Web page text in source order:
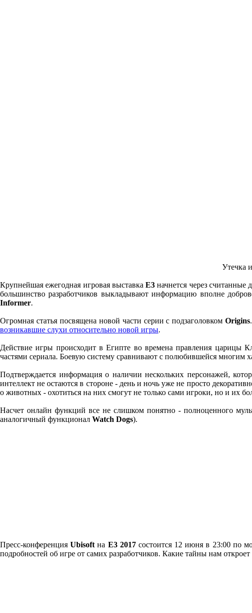
Утечка
Крупнейшая ежегодная игровая выставкаE3 начнется через
большинство разработчиков выкладывают информацию вполне
Informer.
Огромная статья посвящена новой части серии с подзаголовкомOrigins
возникавшие слухи относительно новой игры.
Действие игры происходит в Египте во времена правления царицы
частями сериала. Боевую систему сравнивают с полюбившейся многим
Подтверждается информация о наличии нескольких персонажей,
интеллект не остаются в стороне - день и ночь уже не просто
о животных - охотиться на них смогут не только сами игроки, но и их
Насчет онлайн функций все не слишком понятно - полноценного
аналогичный функционал Watch Dogs).
Пресс-конференцияUbisoft на E3 2017состоится 12 июня в 23:00 по
подробностей об игре от самих разработчиков. Какие тайны нам